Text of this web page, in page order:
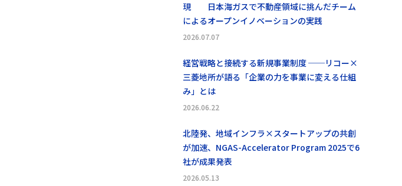
現 日本海ガスで不動産領域に挑んだチーム
によるオープンイノベーションの実践
2026.07.07
経営戦略と接続する新規事業制度 ──リコー×
三菱地所が語る「企業の力を事業に変える仕組
み」とは
2026.06.22
北陸発、地域インフラ×スタートアップの共創
が加速、NGAS-Accelerator Program 2025で6
社が成果発表
2026.05.13